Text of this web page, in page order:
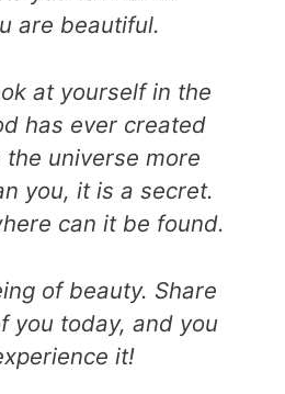
are beautiful.
at yourself in the
has ever created
the universe more
you, it is a secret.
can it be found.
of beauty. Share
you today, and you
it!